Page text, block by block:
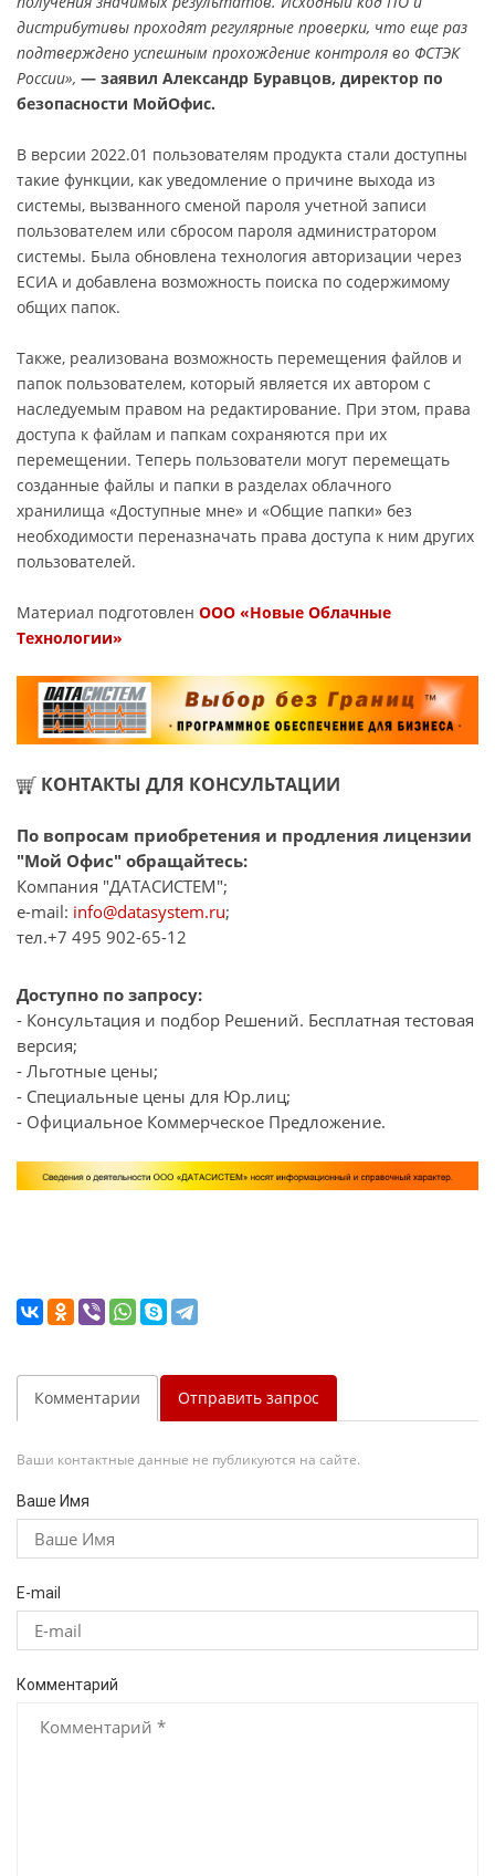
дистрибутивы проходят регулярные проверки, что еще раз
подтверждено успешным прохождение контроля во ФСТЭК
России», — заявил Александр Буравцов, директор по
безопасности МойОфис.
В версии 2022.01 пользователям продукта стали доступны
такие функции, как уведомление о причине выхода из
системы, вызванного сменой пароля учетной записи
пользователем или сбросом пароля администратором
системы. Была обновлена технология авторизации через
ЕСИА и добавлена возможность поиска по содержимому
общих папок.
Также, реализована возможность перемещения файлов и
папок пользователем, который является их автором с
наследуемым правом на редактирование. При этом, права
доступа к файлам и папкам сохраняются при их
перемещении. Теперь пользователи могут перемещать
созданные файлы и папки в разделах облачного
хранилища «Доступные мне» и «Общие папки» без
необходимости переназначать права доступа к ним других
пользователей.
Материал подготовлен ООО «Новые Облачные
Технологии»
КОНТАКТЫ ДЛЯ КОНСУЛЬТАЦИИ
По вопросам приобретения и продления лицензии
"Мой Офис" обращайтесь:
Компания "ДАТАСИСТЕМ";
e-mail: info@datasystem.ru;
тел.+7 495 902-65-12
Доступно по запросу:
- Консультация и подбор Решений. Бесплатная тестовая
версия;
- Льготные цены;
- Специальные цены для Юр.лиц;
- Официальное Коммерческое Предложение.
Комментарии Отправить запрос
Ваши контактные данные не публикуются на сайте.
Ваше Имя
E-mail
Комментарий